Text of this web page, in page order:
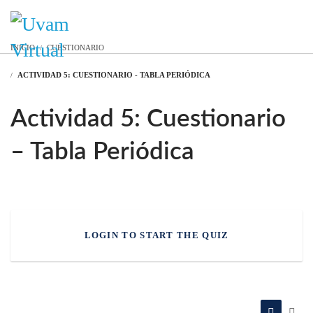
INICIO CUESTIONARIO
ACTIVIDAD 5: CUESTIONARIO - TABLA PERIÓDICA
Actividad 5: Cuestionario
– Tabla Periódica
LOGIN TO START THE QUIZ